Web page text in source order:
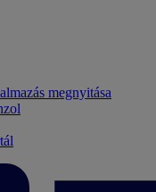
megnyitása